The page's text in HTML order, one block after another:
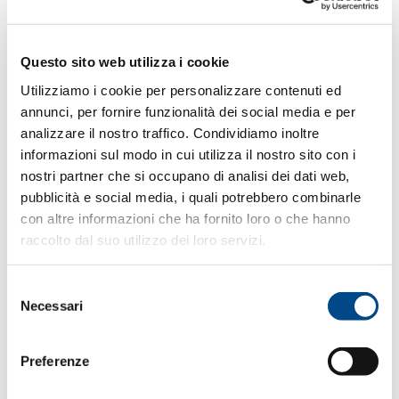
Questo sito web utilizza i cookie
Utilizziamo i cookie per personalizzare contenuti ed
annunci, per fornire funzionalità dei social media e per
analizzare il nostro traffico. Condividiamo inoltre
informazioni sul modo in cui utilizza il nostro sito con i
nostri partner che si occupano di analisi dei dati web,
pubblicità e social media, i quali potrebbero combinarle
con altre informazioni che ha fornito loro o che hanno
raccolto dal suo utilizzo dei loro servizi.
delNecessari
Preferenze
univoco
utilizzato per
generare dati
statistici su
come il
visitatore
utilizza il sito
internet.
_ga_# Google
Utilizzato da
Google Analytics